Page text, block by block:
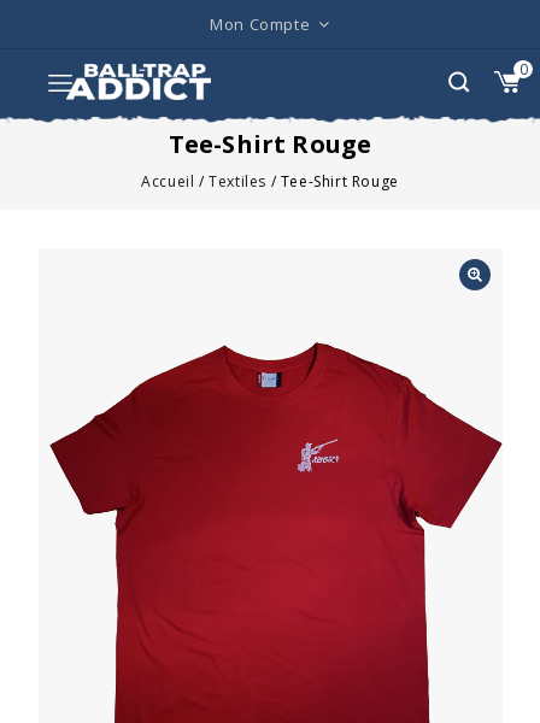
Mon Compte
0
Tee-Shirt Rouge
Accueil /Textiles /Tee-Shirt Rouge